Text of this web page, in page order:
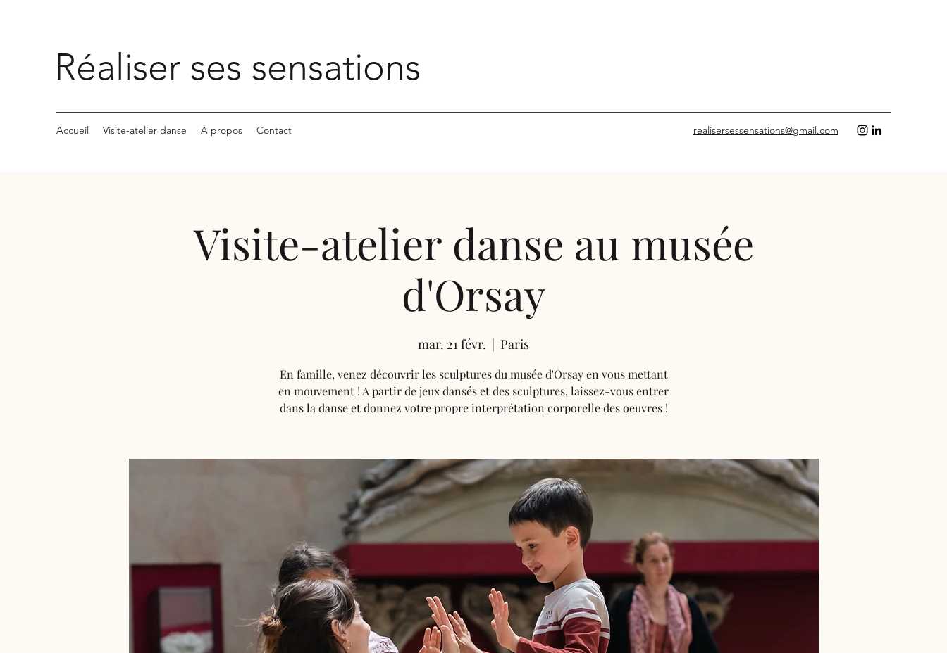
Réaliser ses sensations
Accueil Visite-atelier danse À propos Contact realisersessensations@gmail.com
Visite-atelier danse au musée
d'Orsay
mar. 21 févr.
  |
Paris
En famille, venez découvrir les sculptures du musée d'Orsay en vous mettant
en mouvement ! A partir de jeux dansés et des sculptures, laissez-vous entrer
dans la danse et donnez votre propre interprétation corporelle des oeuvres !